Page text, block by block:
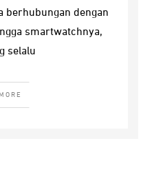
berhubungan dengan
smartwatchnya,
selalu